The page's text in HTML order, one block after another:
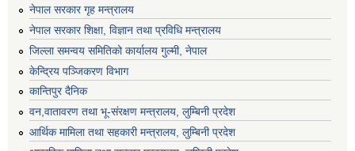
नेपाल सरकार गृह मन्त्रालय
नेपाल सरकार शिक्षा, विज्ञान तथा प्रविधि मन्त्रालय
जिल्ला समन्वय समितिको कार्यालय गुल्मी, नेपाल
केन्द्रिय पञ्जिकरण विभाग
कान्तिपुर दैनिक
वन,वातावरण तथा भू-संरक्षण मन्त्रालय, लुम्बिनी प्रदेश
आर्थिक मामिला तथा सहकारी मन्त्रालय, लुम्बिनी प्रदेश